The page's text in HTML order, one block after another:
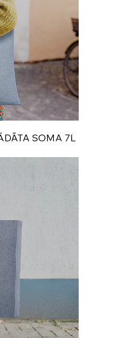
SOMA 7L